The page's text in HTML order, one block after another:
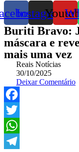
Instagram
Buriti Bravo:
máscara e
mais uma vez
Reais Notícias
30/10/2025
Deixar Comentário
Facebook
Twitter
WhatsApp